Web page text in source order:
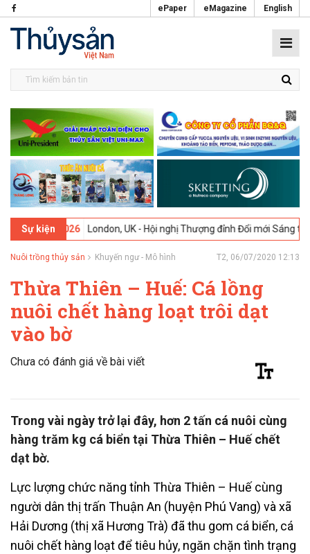
ePaper eMagazine English
Sự kiện
02-2026 London, UK - Hội nghị Thượng đỉnh Đổi mới Sáng tạo
Nuôi trồng thủy sản Khuyến ngư - Mô hình T2, 06/07/2020 12:13
Thừa Thiên – Huế: Cá lồng
nuôi chết hàng loạt trôi dạt
vào bờ
Chưa có đánh giá về bài viết
Trong vài ngày trở lại đây, hơn 2 tấn cá nuôi cùng
hàng trăm kg cá biển tại Thừa Thiên – Huế chết
dạt bờ.
Lực lượng chức năng tỉnh Thừa Thiên – Huế cùng
người dân thị trấn Thuận An (huyện Phú Vang) và xã
Hải Dương (thị xã Hương Trà) đã thu gom cá biển, cá
nuôi chết hàng loạt để tiêu hủy, ngăn chặn tình trạng